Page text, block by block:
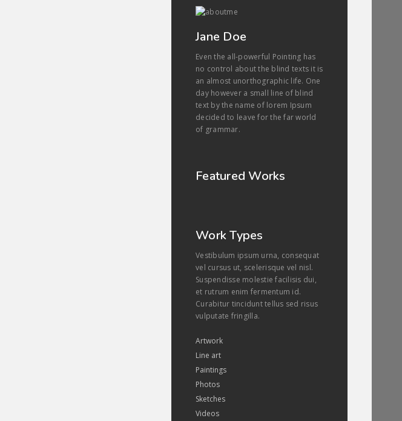
Jane Doe
Even the all-powerful Pointing has
no control about the blind texts it is
an almost unorthographic life. One
day however a small line of blind
text by the name of lorem Ipsum
decided to leave for the far world
of grammar.
Featured Works
Work Types
Vestibulum ipsum urna, consequat
vel cursus ut, scelerisque vel nisl.
Suspendisse molestie facilisis dui,
et rutrum enim fermentum id.
Curabitur tincidunt tellus sed risus
vulputate fringilla.
Artwork
Line art
Paintings
Photos
Sketches
Videos